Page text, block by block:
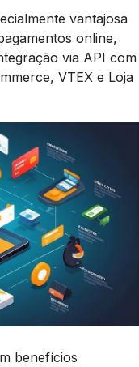
vantajosa
online,
via API com
VTEX e Loja
benefícios